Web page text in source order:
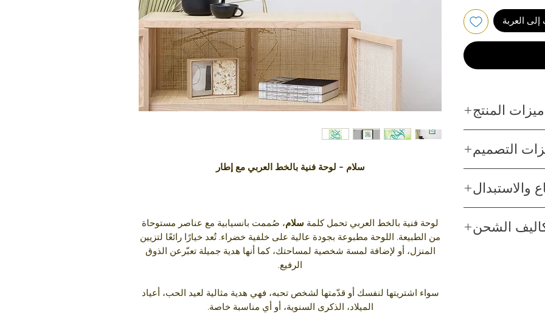
سلام – لوحة فنية بالخط العربي مع إطار
لوحة فنية بالخط العربي تحمل كلمة سلام، صُممت بانسيابية مع عناصر مستوحاة
من الطبيعة. اللوحة مطبوعة بجودة عالية على خلفية خضراء. تُعد خيارًا رائعًا لتزيين
المنزل، أو لإضافة لمسة شخصية لمساحتك، كما أنها هدية جميلة تعبّرعن الذوق
الرفيع.
سواء اشتريتها لنفسك أو قدّمتها لشخص تحبه، فهي هدية مثالية لعيد الحب، أعياد
الميلاد، الذكرى السنوية، أو أي مناسبة خاصة.
العربة
ميزات المنتج
بجودة المتحف.
قد تختلف من ما
التصميم
اللون لا يتغير أبدا
والاستبدال
لإرجاعه. يمكنك إرجاع المنتج في
الشحن